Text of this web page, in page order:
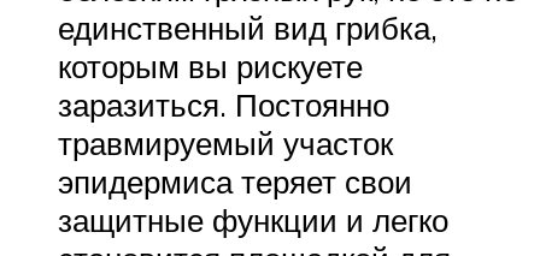
единственный вид грибка,
которым вы рискуете
заразиться. Постоянно
травмируемый участок
эпидермиса теряет свои
защитные функции и легко